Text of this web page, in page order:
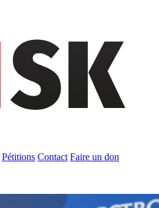
Pétitions Contact Faire un don